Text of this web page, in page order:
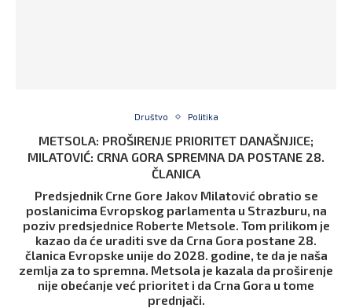
Društvo Politika
METSOLA: PROŠIRENJE PRIORITET DANAŠNJICE;
MILATOVIĆ: CRNA GORA SPREMNA DA POSTANE 28.
ČLANICA
Predsjednik Crne Gore Jakov Milatović obratio se
poslanicima Evropskog parlamenta u Strazburu, na
poziv predsjednice Roberte Metsole. Tom prilikom je
kazao da će uraditi sve da Crna Gora postane 28.
članica Evropske unije do 2028. godine, te da je naša
zemlja za to spremna. Metsola je kazala da proširenje
nije obećanje već prioritet i da Crna Gora u tome
prednjači.